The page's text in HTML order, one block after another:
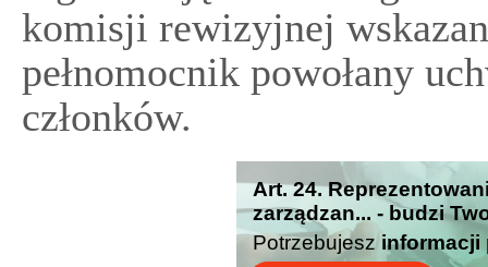
komisji rewizyjnej
pełnomocnik powołany
członków.
Art. 24.
zarządzan... - budzi
Potrzebujesz informacji